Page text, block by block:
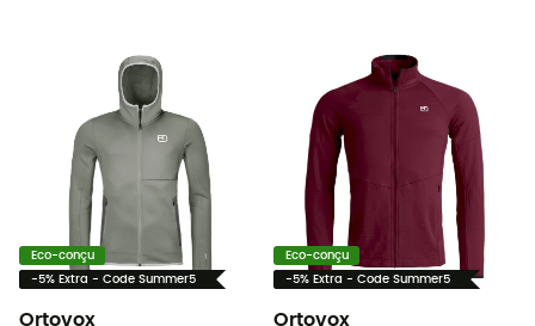
Eco-conçu
-5% Extra - Code Summer5
Ortovox
Eco-conçu
-5% Extra - Code Summer5
Ortovox